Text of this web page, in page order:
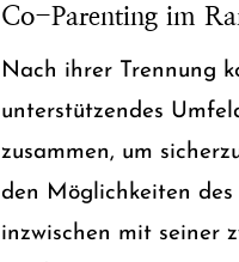
Co-Parenting im
Nach ihrer Trennung
unterstützendes
zusammen, um
den Möglichkeiten
inzwischen mit seiner